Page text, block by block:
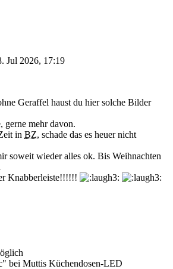
Jul 2026, 17:19
Geraffel haust du hier solche Bilder
gerne mehr davon.
in BZ, schade das es heuer nicht
soweit wieder alles ok. Bis Weihnachten
Knabberleiste!!!!!!
bei Muttis Küchendosen-LED